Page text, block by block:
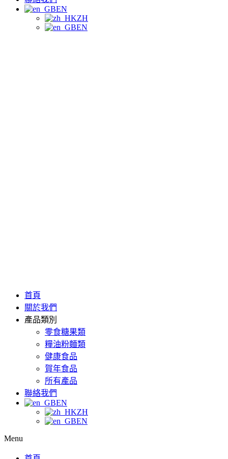
EN
ZH
EN
首頁
關於我們
產品類別
零食糖果類
糧油粉麵類
健康食品
賀年食品
所有產品
聯絡我們
EN
ZH
EN
Menu